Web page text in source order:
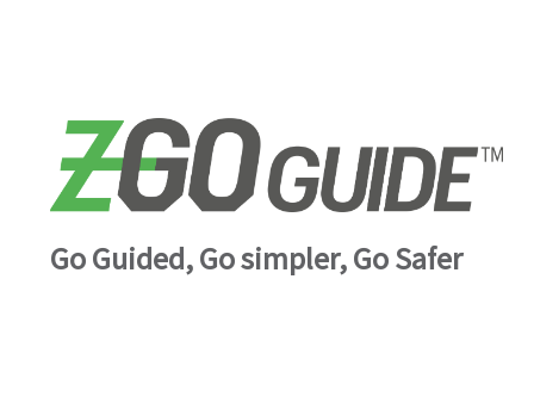
Go Guided, Go simpler, Go Safer